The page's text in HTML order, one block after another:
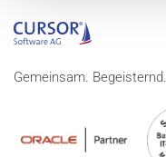
Gemeinsam.